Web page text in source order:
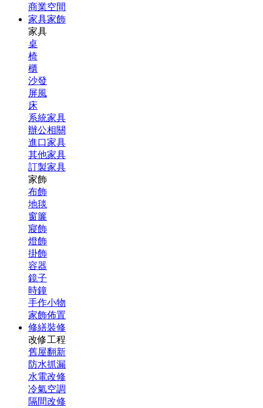
商業空間
家具家飾
家具
桌
椅
櫃
沙發
屏風
床
系統家具
辦公相關
進口家具
其他家具
訂製家具
家飾
布飾
地毯
窗簾
寢飾
燈飾
掛飾
容器
鏡子
時鐘
手作小物
家飾佈置
修繕裝修
改修工程
舊屋翻新
防水抓漏
水電改修
冷氣空調
隔間改修